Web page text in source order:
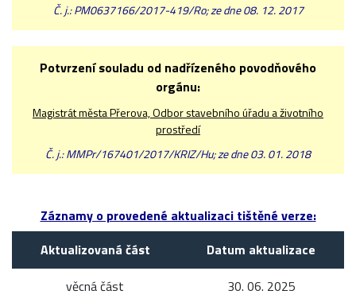
Č. j.: PM0637166/2017-419/Ro; ze dne 08. 12. 2017
Potvrzení souladu od nadřízeného povodňového
orgánu:
Magistrát města Přerova, Odbor stavebního úřadu a životního
prostředí
Č. j.: MMPr/167401/2017/KRIZ/Hu; ze dne 03. 01. 2018
Záznamy o provedené aktualizaci tištěné verze:
Aktualizovaná část
Datum aktualizace
věcná část
30. 06. 2025